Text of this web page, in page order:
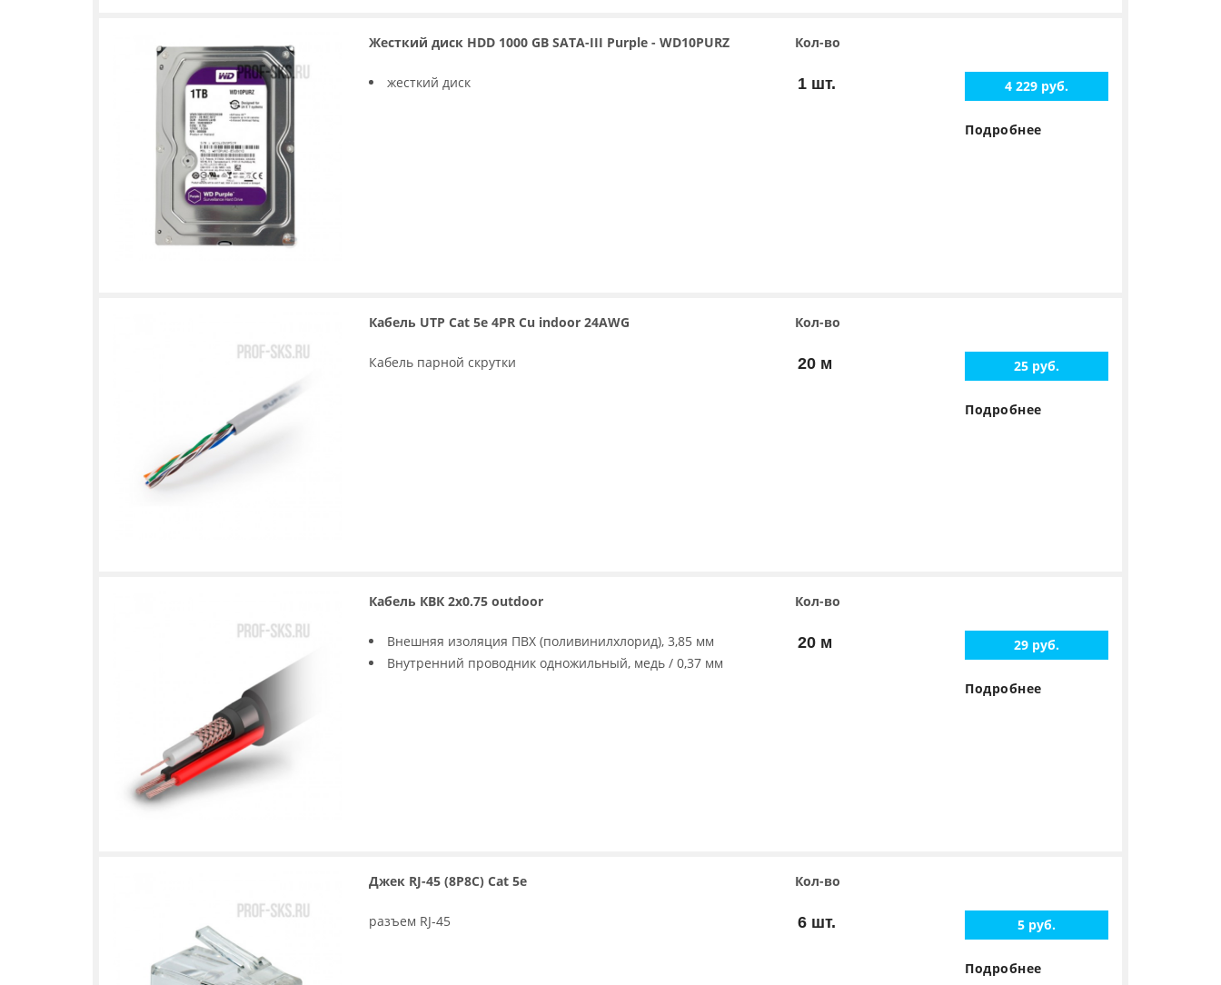
Жесткий диск HDD 1000 GB SATA-III Purple - WD10PURZ
жесткий диск
Кол-во
1 шт. 4 229 руб.
Подробнее
Кабель UTP Cat 5e 4PR Cu indoor 24AWG
Кабель парной скрутки
Кол-во
20 м 25 руб.
Подробнее
Кабель КВК 2х0.75 outdoor
Внешняя изоляция ПВХ (поливинилхлорид), 3,85 мм
Внутренний проводник одножильный, медь / 0,37 мм
Кол-во
20 м 29 руб.
Подробнее
Джек RJ-45 (8P8C) Cat 5e
разъем RJ-45
Кол-во
6 шт. 5 руб.
Подробнее